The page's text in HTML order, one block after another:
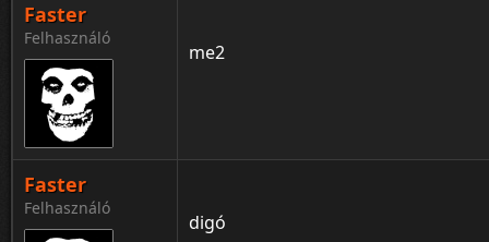
Faster
Felhasználó
me2
Faster
Felhasználó
digó